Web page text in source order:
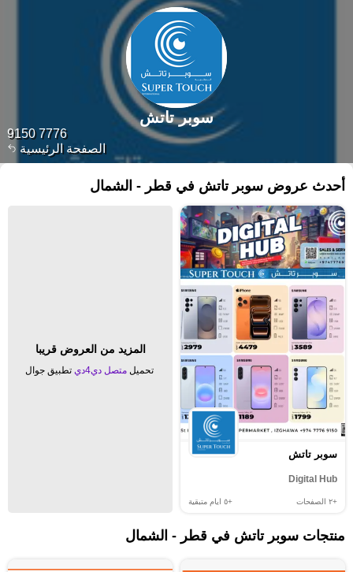
الصفحة الرئيسية
7776 9150
سوبر تاتش
أحدث عروض سوبر تاتش في قطر - الشمال
سوبر تاتش
Digital Hub
+٢ الصفحات +٥ ايام متبقية
المزيد من العروض قريبا
تحميل متصل دي4دي تطبيق جوال
منتجات سوبر تاتش في قطر - الشمال